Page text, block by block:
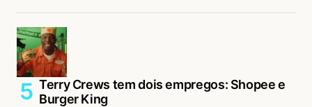
Terry Crews tem dois empregos: Shopee e
Burger King